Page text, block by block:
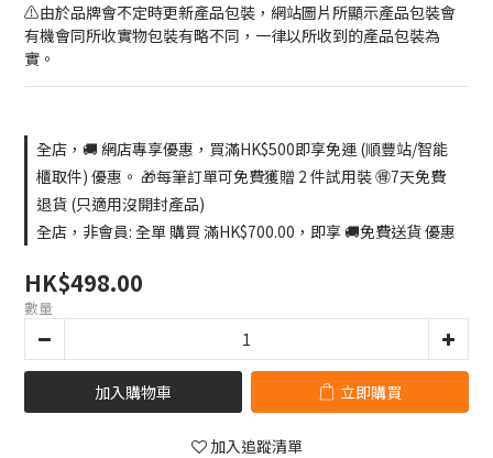
⚠️由於品牌會不定時更新產品包裝，網站圖片所顯示產品包裝會
有機會同所收實物包裝有略不同，一律以所收到的產品包裝為
實。
全店，🚚 網店專享優惠，買滿HK$500即享免運 (順豐站/智能
櫃取件) 優惠。 🎁每筆訂單可免費獲贈 2 件試用裝 🉐7天免費
退貨 (只適用沒開封產品)
全店，非會員: 全單 購買 滿HK$700.00，即享 🚚免費送貨 優惠
HK$498.00
數量
加入購物車 立即購買
加入追蹤清單